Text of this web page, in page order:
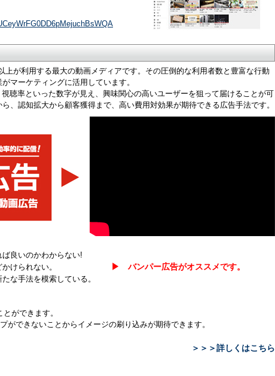
上が利用する最大の動画メディアです。その圧倒的な利用者数と豊富な行動
マーケティングに活用しています。
聴率といった数字が見え、興味関心の高いユーザーを狙って届けることが可
、認知拡大から顧客獲得まで、高い費用対効果が期待できる広告手法です。
良いのかわからない!
とんどかけられない。
▶ バンパー広告がオススメです。
な手法を模索している。
ができます。
ができないことからイメージの刷り込みが期待できます。
＞＞＞詳しくはこちら